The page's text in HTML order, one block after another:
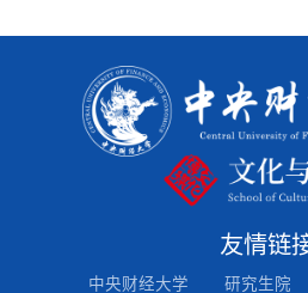
友情链
中央财经大学 研究生院